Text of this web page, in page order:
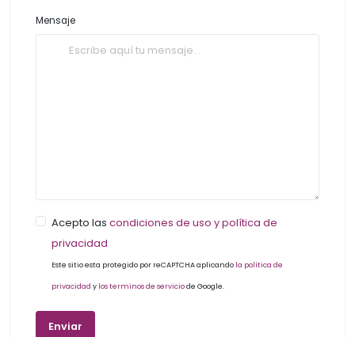
Mensaje
Acepto las condiciones de uso y política de
privacidad
Este sitio esta protegido por reCAPTCHA aplicando la política de
privacidad y los terminos de serviciode Google.